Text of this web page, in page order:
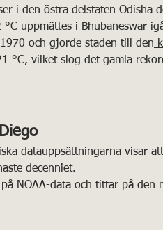
i den östra delstaten Odisha
uppmättes i Bhubaneswar
och gjorde staden till den
°C, vilket slog det gamla
datauppsättningarna visar
decenniet.
NOAA-data och tittar på den